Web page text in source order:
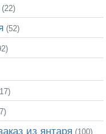
(22)
(52)
из янтаря (100)